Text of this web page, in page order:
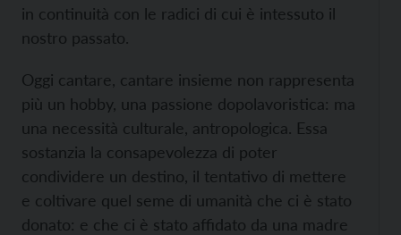
in continuità con le radici di cui è intessuto il
nostro passato.
Oggi cantare, cantare insieme non rappresenta
più un hobby, una passione dopolavoristica: ma
una necessità culturale, antropologica. Essa
sostanzia la consapevolezza di poter
condividere un destino, il tentativo di mettere
e coltivare quel seme di umanità che ci è stato
donato: e che ci è stato affidato da una madre